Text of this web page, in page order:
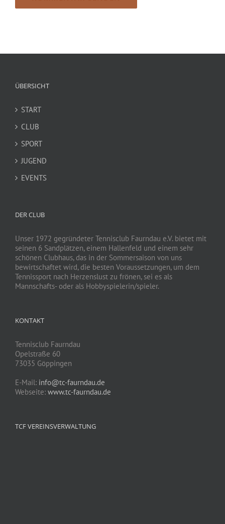
ÜBERSICHT
START
CLUB
SPORT
JUGEND
EVENTS
DER CLUB
Unser 1972 gegründeter Tennisclub Faurndau e.V. bietet mit
seinen 6 Sandplätzen, einem Hallenfeld und einem sehr
schönen Clubhaus, das in der Sommersaison von uns
bewirtschaftet wird, die besten Voraussetzungen, um dem
Tennissport nach Herzenslust zu frönen, sei es als
Mannschafts- oder als Hobbyspielerin/spieler.
KONTAKT
Tennisclub Faurndau
Opelstraße 60
73035 Göppingen
E-Mail: info@tc-faurndau.de
Webseite: www.tc-faurndau.de
TCF VEREINSVERWALTUNG